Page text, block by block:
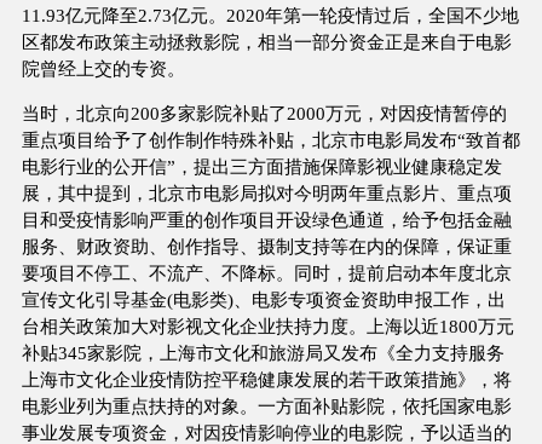
11.93亿元降至2.73亿元。2020年第一轮疫情过后，全国不少地
区都发布政策主动拯救影院，相当一部分资金正是来自于电影
院曾经上交的专资。
当时，北京向200多家影院补贴了2000万元，对因疫情暂停的
重点项目给予了创作制作特殊补贴，北京市电影局发布“致首都
电影行业的公开信”，提出三方面措施保障影视业健康稳定发
展，其中提到，北京市电影局拟对今明两年重点影片、重点项
目和受疫情影响严重的创作项目开设绿色通道，给予包括金融
服务、财政资助、创作指导、摄制支持等在内的保障，保证重
要项目不停工、不流产、不降标。同时，提前启动本年度北京
宣传文化引导基金(电影类)、电影专项资金资助申报工作，出
台相关政策加大对影视文化企业扶持力度。上海以近1800万元
补贴345家影院，上海市文化和旅游局又发布《全力支持服务
上海市文化企业疫情防控平稳健康发展的若干政策措施》，将
电影业列为重点扶持的对象。一方面补贴影院，依托国家电影
事业发展专项资金，对因疫情影响停业的电影院，予以适当的